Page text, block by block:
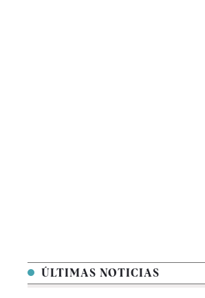
ÚLTIMAS NOTICIAS